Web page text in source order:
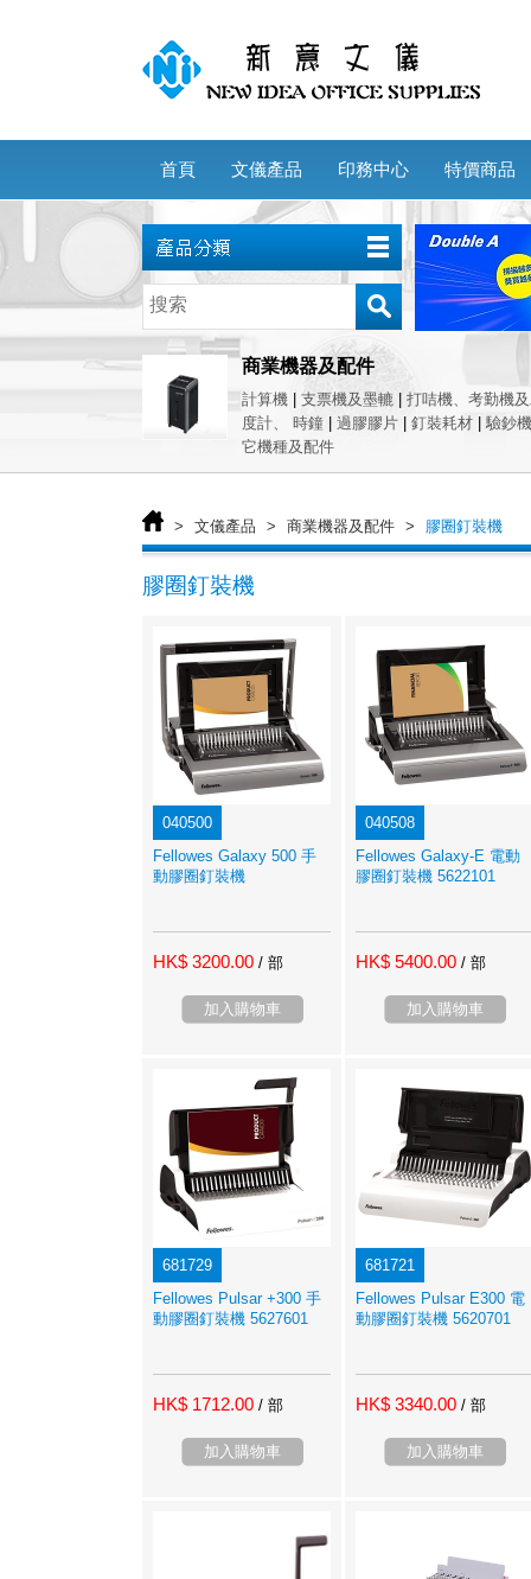
首頁 文儀產品 印務中心 特價商品
商業機器及配件
計算機 支票機及墨轆
打咭機、考勤機
度計、 時鐘
過膠膠片 釘裝耗材
驗鈔
它機種及配件
> 文儀產品 > 商業機器及配件 > 膠圈釘裝機
膠圈釘裝機
040500
Fellowes Galaxy 500 手
動膠圈釘裝機
HK$ 3200.00 / 部
加入購物車
040508
Fellowes Galaxy-E 電動
膠圈釘裝機 5622101
HK$ 5400.00 / 部
加入購物車
681729
Fellowes Pulsar +300 手
動膠圈釘裝機 5627601
HK$ 1712.00 / 部
加入購物車
681721
Fellowes Pulsar E300 電
動膠圈釘裝機 5620701
HK$ 3340.00 / 部
加入購物車